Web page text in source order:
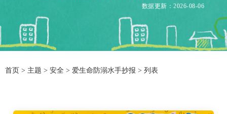
数据更新：2026-08-06
首页 > 主题 > 安全 > 爱生命防溺水手抄报 > 列表